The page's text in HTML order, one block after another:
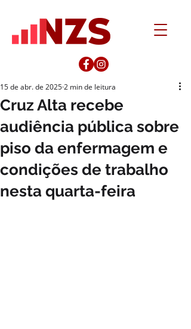
Cruz Alta recebe
audiência pública sobre
piso da enfermagem e
condições de trabalho
nesta quarta-feira
15 de abr. de 20252 min de leitura